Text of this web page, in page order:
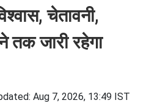
चेतावनी,
तक जारी रहेगा
Aug 7, 2026, 13:49 IST